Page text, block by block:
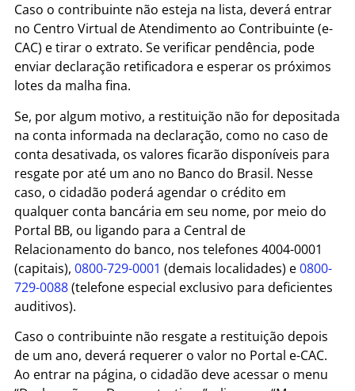
Caso o contribuinte não esteja na lista, deverá entrar
no Centro Virtual de Atendimento ao Contribuinte (e-
CAC) e tirar o extrato. Se verificar pendência, pode
enviar declaração retificadora e esperar os próximos
lotes da malha fina.
Se, por algum motivo, a restituição não for depositada
na conta informada na declaração, como no caso de
conta desativada, os valores ficarão disponíveis para
resgate por até um ano no Banco do Brasil. Nesse
caso, o cidadão poderá agendar o crédito em
qualquer conta bancária em seu nome, por meio do
Portal BB, ou ligando para a Central de
Relacionamento do banco, nos telefones 4004-0001
(capitais), 0800-729-0001 (demais localidades) e0800-
729-0088(telefone especial exclusivo para deficientes
auditivos).
Caso o contribuinte não resgate a restituição depois
de um ano, deverá requerer o valor no Portal e-CAC.
Ao entrar na página, o cidadão deve acessar o menu